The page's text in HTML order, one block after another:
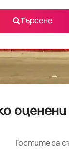
Търсене
Гостите са